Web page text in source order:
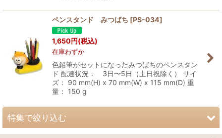
ペンスタンド みつばち [PS-034]
1,650円(税込)
在庫わずか
色鉛筆がセットになったみつばちのペンスタン
ド 配達状況： 3日〜5日（土日祝除く） サイ
ズ： 90 mm(H) x 70 mm(W) x 115 mm(D) 重
量： 150 g
特集で絞り込む